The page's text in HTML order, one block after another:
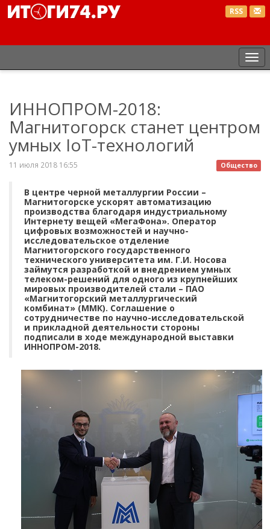
RSS
ИННОПРОМ-2018:
Магнитогорск станет центром
умных IoT-технологий
Общество
11 июля 2018 16:55
В центре черной металлургии России –
Магнитогорске ускорят автоматизацию
производства благодаря индустриальному
Интернету вещей «МегаФона». Оператор
цифровых возможностей и научно-
исследовательское отделение
Магнитогорского государственного
технического университета им. Г.И. Носова
займутся разработкой и внедрением умных
телеком-решений для одного из крупнейших
мировых производителей стали ­– ПАО
«Магнитогорский металлургический
комбинат» (ММК). Соглашение о
сотрудничестве по научно-исследовательской
и прикладной деятельности стороны
подписали в ходе международной выставки
ИННОПРОМ-2018.